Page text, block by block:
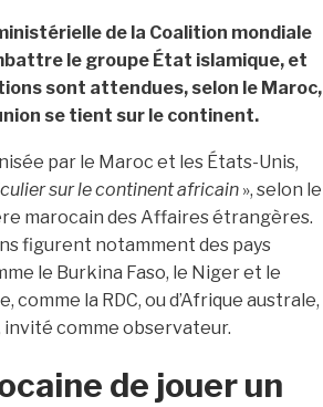
de la Coalition mondiale
le groupe État islamique, et
sont attendues, selon le Maroc,
se tient sur le continent.
par le Maroc et les États-Unis,
sur le continent africain », selon le
marocain des Affaires étrangères.
figurent notamment des pays
le Burkina Faso, le Niger et le
comme la RDC, ou d’Afrique australe,
invité comme observateur.
de jouer un